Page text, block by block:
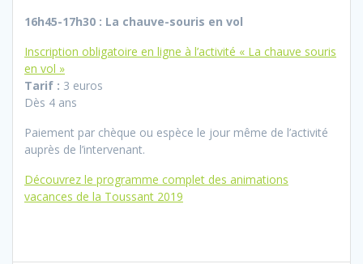
16h45-17h30 : La chauve-souris en vol
Inscription obligatoire en ligne à l’activité « La chauve souris
en vol »
Tarif : 3 euros
Dès 4 ans
Paiement par chèque ou espèce le jour même de l’activité
auprès de l’intervenant.
Découvrez le programme complet des animations
vacances de la Toussant 2019